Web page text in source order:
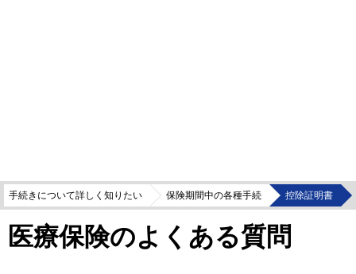
手続きについて詳しく知りたい 保険期間中の各種手続 控除証明書
医療保険のよくある質問